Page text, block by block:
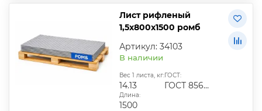
Лист рифленый
1,5х800х1500 ромб
Артикул: 34103
В наличии
Вес 1 листа, кг:
14.13
ГОСТ:
ГОСТ 8568-77
Длина:
1500